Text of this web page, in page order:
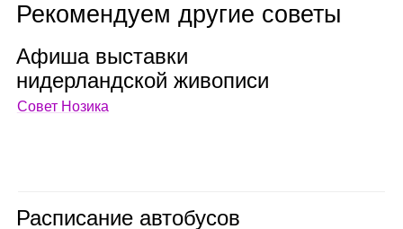
Рекомендуем другие советы
Афиша выставки
нидер­ланд­ской живо­писи
Совет Нозика
Рас­пи­са­ние авто­бу­сов